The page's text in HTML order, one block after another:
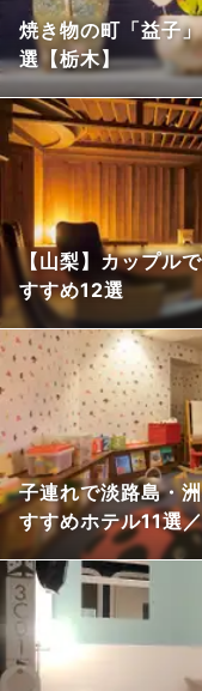
焼き物の町「益子
選【栃木】
【山梨】カップル
すすめ12選
子連れで淡路島・
すすめホテル11選